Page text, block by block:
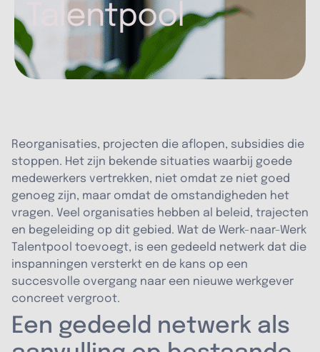
Talentpool
Reorganisaties, projecten die aflopen, subsidies die
stoppen. Het zijn bekende situaties waarbij goede
medewerkers vertrekken, niet omdat ze niet goed
genoeg zijn, maar omdat de omstandigheden het
vragen. Veel organisaties hebben al beleid, trajecten
en begeleiding op dit gebied. Wat de Werk-naar-Werk
Talentpool toevoegt, is een gedeeld netwerk dat die
inspanningen versterkt en de kans op een
succesvolle overgang naar een nieuwe werkgever
concreet vergroot.
Een gedeeld netwerk als